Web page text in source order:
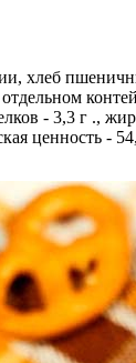
хлеб
- 3,3 г .,
ценность -